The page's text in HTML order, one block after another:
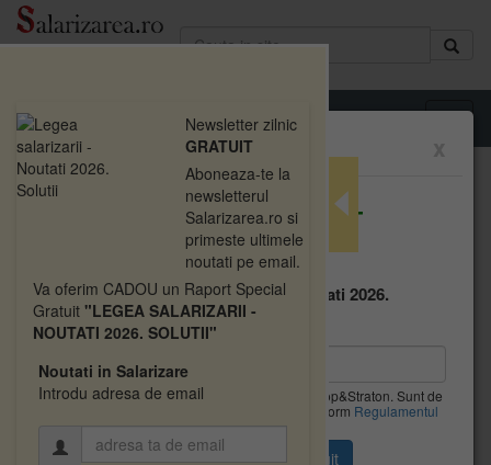
↳ Legea salarizarii actualizata
↳ Legea 153/2017 - ANEXA nr. I - FAMILIA OCUPATIONALA DE FUNCTII
A. Salarii de baza pentru functiile
din invatamant
Newsletter zilnic
GRATUIT
Aboneaza-te la
newsletterul
Salarizarea.ro si
primeste ultimele
noutati pe email.
Va oferim CADOU un Raport Special
Gratuit "LEGEA SALARIZARII -
NOUTATI 2026. SOLUTII"
Noutati in Salarizare
Introdu adresa de email
DESCARCATIGRATUIT
Raportul Special
"Legea salarizarii - Noutati 2026.
Solutii"
Da, vreau informatii despre produsele Rentrop&Straton. Sunt de
acord ca datele personale sa fie prelucrate conform Regulamentul